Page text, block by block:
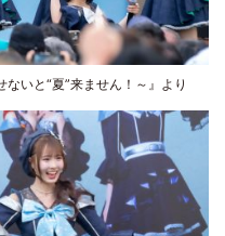
いと“夏”来ません！～』より